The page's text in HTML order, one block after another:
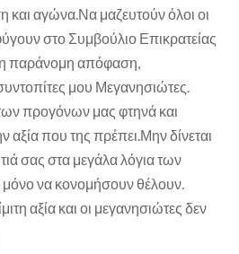
αγώνα.Να μαζευτούν όλοι οι
στο Συμβούλιο Επικρατείας
παράνομη απόφαση,
μου Μεγανησιώτες.
προγόνων μας φτηνά και
αξία που της πρέπει.Μην δίνεται
σας στα μεγάλα λόγια των
να κονομήσουν θέλουν.
αξία και οι μεγανησιώτες δεν